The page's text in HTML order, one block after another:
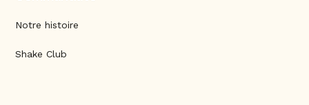
Notre histoire
Shake Club